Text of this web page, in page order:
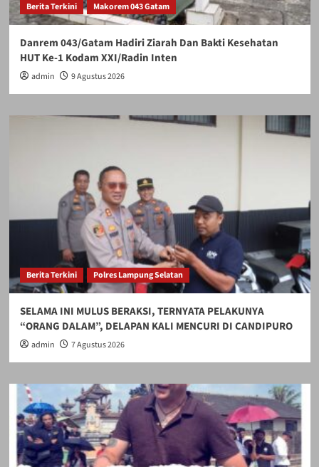
Berita Terkini Makorem 043 Gatam
Danrem 043/Gatam Hadiri Ziarah Dan Bakti Kesehatan
HUT Ke-1 Kodam XXI/Radin Inten
admin 9 Agustus 2026
Berita Terkini Polres Lampung Selatan
SELAMA INI MULUS BERAKSI, TERNYATA PELAKUNYA
“ORANG DALAM”, DELAPAN KALI MENCURI DI CANDIPURO
admin 7 Agustus 2026